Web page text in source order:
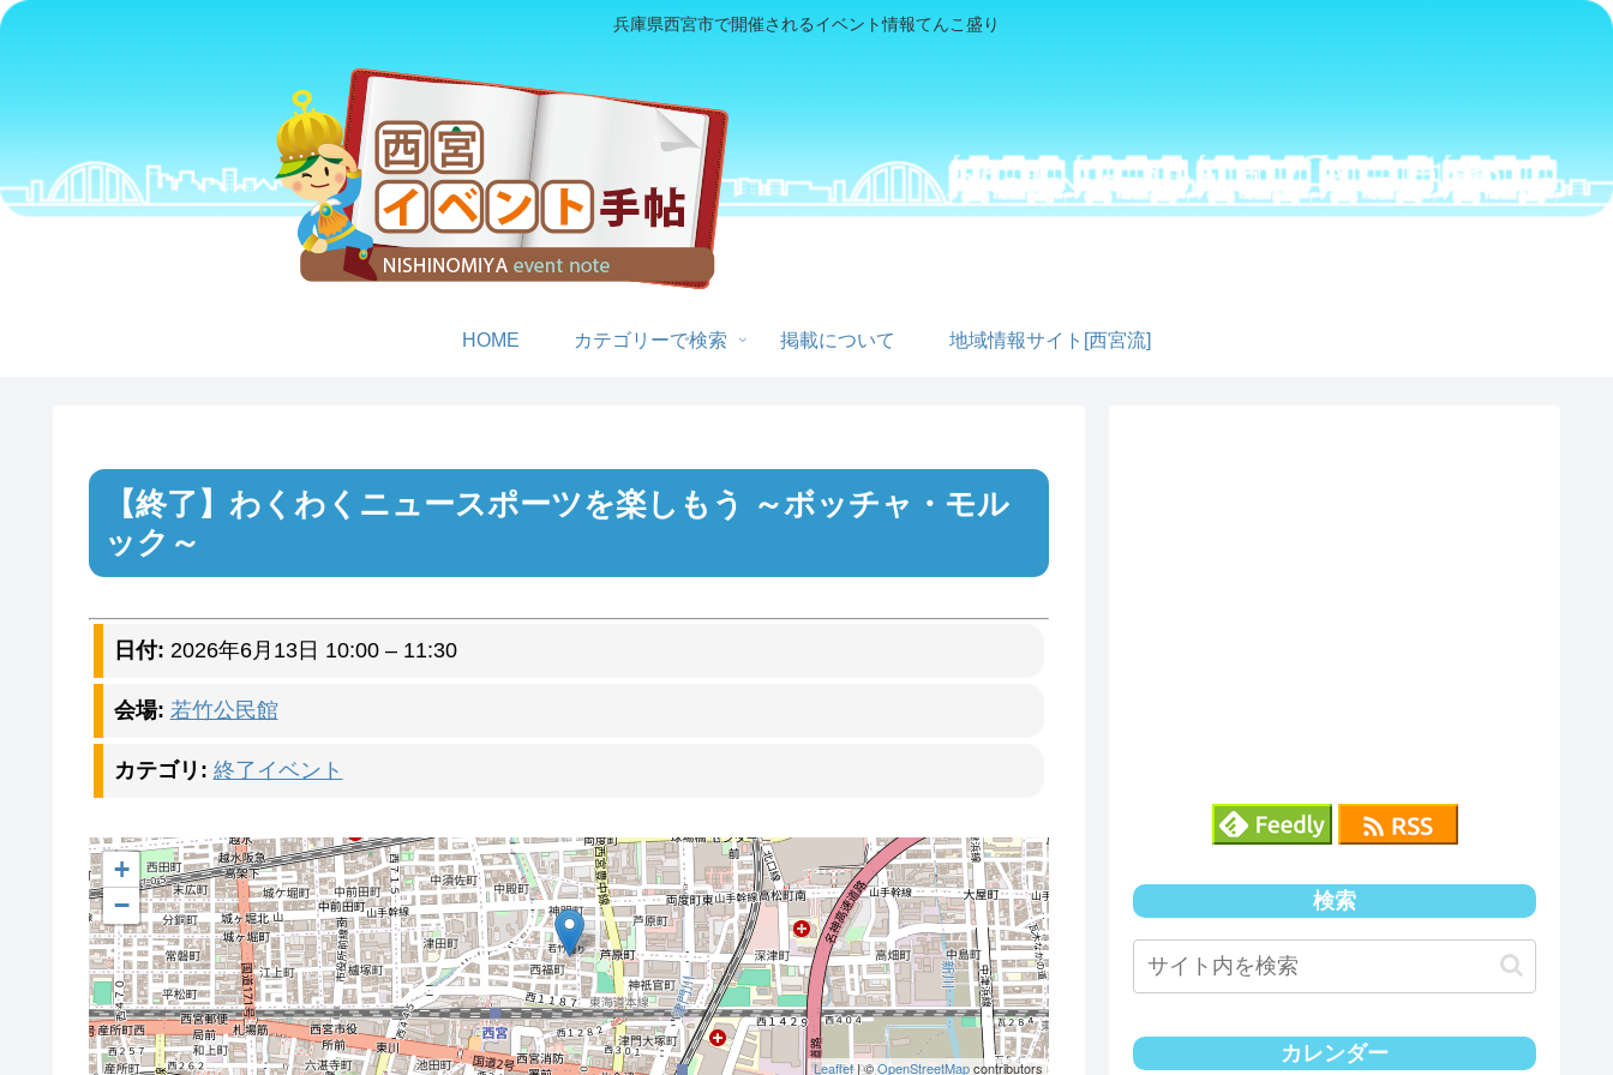
兵庫県西宮市で開催されるイベント情報てんこ盛り
HOME カテゴリーで検索 掲載について 地域情報サイト[西宮流]
わくわくニュースポーツを楽しもう ～ボッチャ・モル
ック～
日付: 2026年6月13日 10:00– 11:30
会場: 若竹公民館
カテゴリ: 終了イベント
+
−
Leaflet| ©OpenStreetMapcontributors
検索
カレンダー